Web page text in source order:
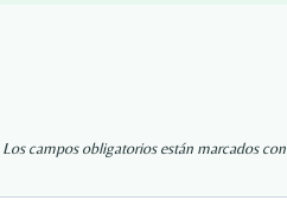
Los campos obligatorios están marcados con